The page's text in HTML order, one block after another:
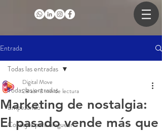
Entrada
Todas las entradas
Empezando
Consejos para bloguear
Todas las entradas
Marketing de nostalgia:
El pasado vende más que
Digital Move
28 abr3 min de lectura